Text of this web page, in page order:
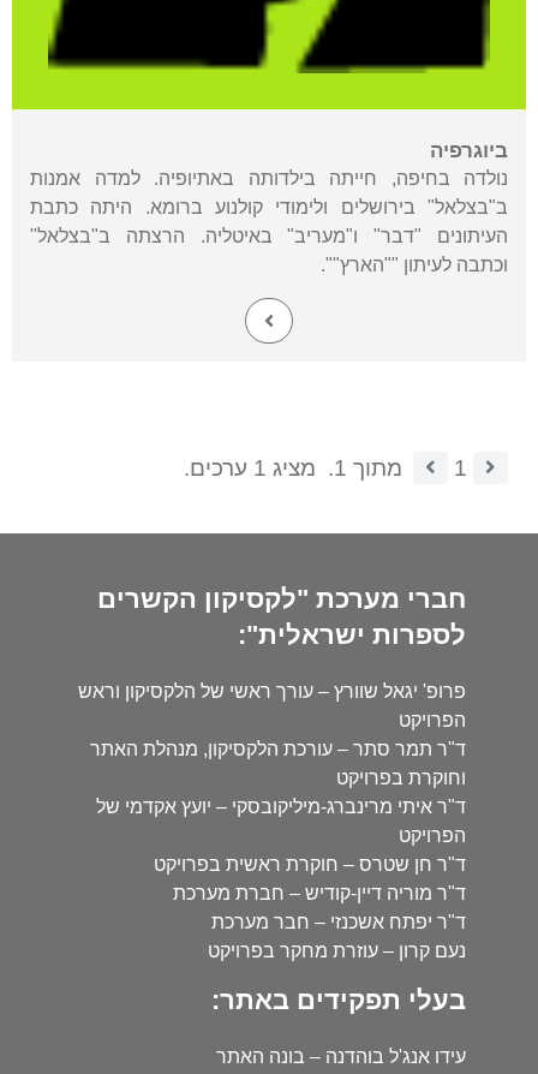
ביוגרפיה
נולדה בחיפה, חייתה בילדותה באתיופיה. למדה אמנות
ב"בצלאל" בירושלים ולימודי קולנוע ברומא. היתה כתבת
העיתונים "דבר" ו"מעריב" באיטליה. הרצתה ב"בצלאל"
וכתבה לעיתון ""הארץ"".
1 מתוך 1. מציג 1 ערכים.
חברי מערכת "לקסיקון הקשרים
לספרות ישראלית":
פרופ' יגאל שוורץ – עורך ראשי של הלקסיקון וראש
הפרויקט
ד"ר תמר סתר – עורכת הלקסיקון, מנהלת האתר
וחוקרת בפרויקט
ד"ר איתי מרינברג-מיליקובסקי – יועץ אקדמי של
הפרויקט
ד"ר חן שטרס – חוקרת ראשית בפרויקט
ד"ר מוריה דיין-קודיש – חברת מערכת
ד"ר יפתח אשכנזי – חבר מערכת
נעם קרון – עוזרת מחקר בפרויקט
בעלי תפקידים באתר:
עידו אנג'ל בוהדנה – בונה האתר